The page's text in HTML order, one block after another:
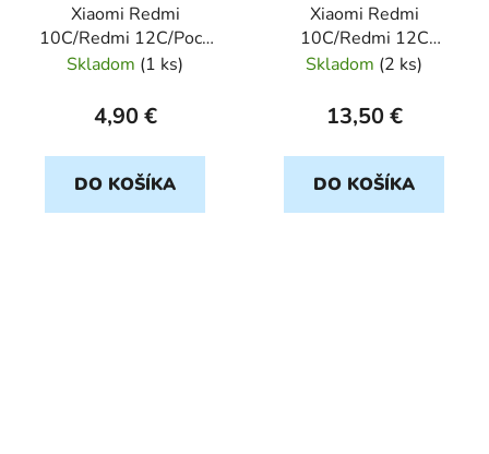
Xiaomi Redmi
10C/Redmi 12C/Poco
C40 ochranné sklo
Skladom (1 ks)
4,90 €
DO KOŠÍKA
Xiaomi Redmi
10C/Redmi 12C
strieborny SHINING
Skladom (2 ks)
13,50 €
DO KOŠÍKA